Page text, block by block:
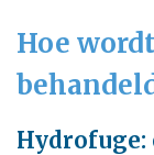
Hoe
Hydrofuge: